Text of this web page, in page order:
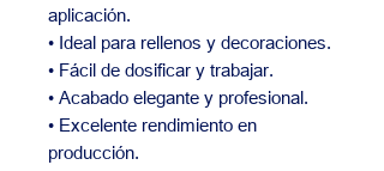
aplicación.
• Ideal para rellenos y decoraciones.
• Fácil de dosificar y trabajar.
• Acabado elegante y profesional.
• Excelente rendimiento en
producción.